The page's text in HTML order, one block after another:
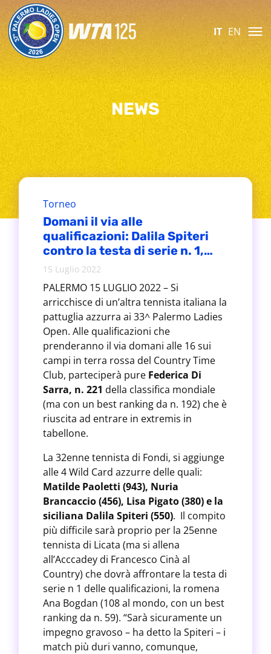
IT EN
NEWS
Torneo
Domani il via alle
qualificazioni: Dalila Spiteri
contro la testa di serie n. 1,
Ana Bogdan
15 Luglio 2022
PALERMO 15 LUGLIO 2022 – Si
arricchisce di un’altra tennista italiana la
pattuglia azzurra ai 33^ Palermo Ladies
Open. Alle qualificazioni che
prenderanno il via domani alle 16 sui
campi in terra rossa del Country Time
Club, parteciperà pure Federica Di
Sarra, n. 221 della classifica mondiale
(ma con un best ranking da n. 192) che è
riuscita ad entrare in extremis in
tabellone.
La 32enne tennista di Fondi, si aggiunge
alle 4 Wild Card azzurre delle quali:
Matilde Paoletti (943), Nuria
Brancaccio (456), Lisa Pigato (380) e la
siciliana Dalila Spiteri (550). Il compito
più difficile sarà proprio per la 25enne
tennista di Licata (ma si allena
all’Acccadey di Francesco Cinà al
Country) che dovrà affrontare la testa di
serie n 1 delle qualificazioni, la romena
Ana Bogdan (108 al mondo, con un best
ranking da n. 59). “Sarà sicuramente un
impegno gravoso – ha detto la Spiteri – i
match più duri vanno, comunque,